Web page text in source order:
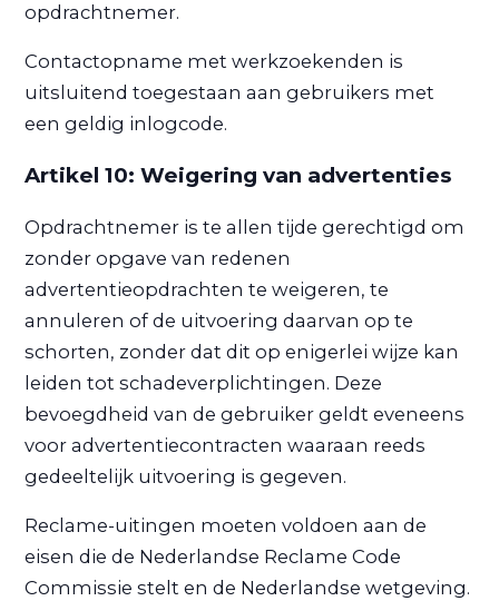
opdrachtnemer.
Contactopname met werkzoekenden is
uitsluitend toegestaan aan gebruikers met
een geldig inlogcode.
Artikel 10: Weigering van advertenties
Opdrachtnemer is te allen tijde gerechtigd om
zonder opgave van redenen
advertentieopdrachten te weigeren, te
annuleren of de uitvoering daarvan op te
schorten, zonder dat dit op enigerlei wijze kan
leiden tot schadeverplichtingen. Deze
bevoegdheid van de gebruiker geldt eveneens
voor advertentiecontracten waaraan reeds
gedeeltelijk uitvoering is gegeven.
Reclame-uitingen moeten voldoen aan de
eisen die de Nederlandse Reclame Code
Commissie stelt en de Nederlandse wetgeving.